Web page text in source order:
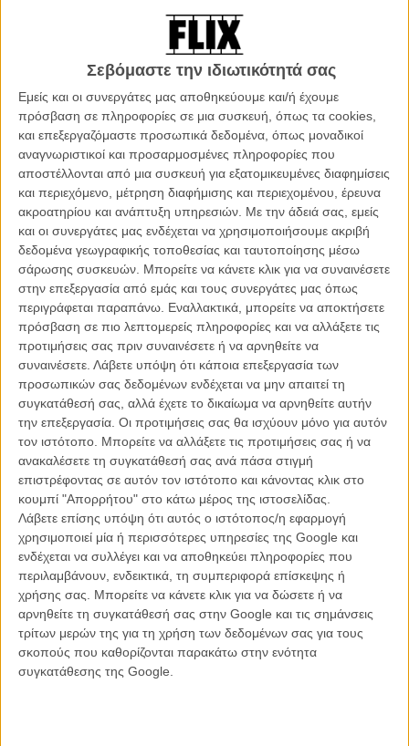
Σεβόμαστε την ιδιωτικότητά σας
Εμείς και οι συνεργάτες μας αποθηκεύουμε και/ή έχουμε
πρόσβαση σε πληροφορίες σε μια συσκευή, όπως τα cookies,
και επεξεργαζόμαστε προσωπικά δεδομένα, όπως μοναδικοί
αναγνωριστικοί και προσαρμοσμένες πληροφορίες που
αποστέλλονται από μια συσκευή για εξατομικευμένες διαφημίσεις
και περιεχόμενο, μέτρηση διαφήμισης και περιεχομένου, έρευνα
ακροατηρίου και ανάπτυξη υπηρεσιών. Με την άδειά σας, εμείς
και οι συνεργάτες μας ενδέχεται να χρησιμοποιήσουμε ακριβή
δεδομένα γεωγραφικής τοποθεσίας και ταυτοποίησης μέσω
σάρωσης συσκευών. Μπορείτε να κάνετε κλικ για να συναινέσετε
στην επεξεργασία από εμάς και τους συνεργάτες μας όπως
περιγράφεται παραπάνω. Εναλλακτικά, μπορείτε να αποκτήσετε
πρόσβαση σε πιο λεπτομερείς πληροφορίες και να αλλάξετε τις
προτιμήσεις σας πριν συναινέσετε ή να αρνηθείτε να
συναινέσετε. Λάβετε υπόψη ότι κάποια επεξεργασία των
προσωπικών σας δεδομένων ενδέχεται να μην απαιτεί τη
συγκατάθεσή σας, αλλά έχετε το δικαίωμα να αρνηθείτε αυτήν
την επεξεργασία. Οι προτιμήσεις σας θα ισχύουν μόνο για αυτόν
τον ιστότοπο. Μπορείτε να αλλάξετε τις προτιμήσεις σας ή να
ανακαλέσετε τη συγκατάθεσή σας ανά πάσα στιγμή
επιστρέφοντας σε αυτόν τον ιστότοπο και κάνοντας κλικ στο
κουμπί "Απορρήτου" στο κάτω μέρος της ιστοσελίδας.
Λάβετε επίσης υπόψη ότι αυτός ο ιστότοπος/η εφαρμογή
χρησιμοποιεί μία ή περισσότερες υπηρεσίες της Google και
ενδέχεται να συλλέγει και να αποθηκεύει πληροφορίες που
περιλαμβάνουν, ενδεικτικά, τη συμπεριφορά επίσκεψης ή
χρήσης σας. Μπορείτε να κάνετε κλικ για να δώσετε ή να
αρνηθείτε τη συγκατάθεσή σας στην Google και τις σημάνσεις
τρίτων μερών της για τη χρήση των δεδομένων σας για τους
σκοπούς που καθορίζονται παρακάτω στην ενότητα
συγκατάθεσης της Google.
Flix Top Ten - 2017: Το νούμερο 1
Τις δέκα τελευταίες μέρες του χρόνου, το Flix ψηφίζει τη δεκάδα με τις καλύτερες
ταινίες του 2017. Στο Νο 1, μια ήδη κλασική ρομαντική ιστορία πασπαλισμένη
όχι με χρυσόσκονη αλλά με αυθεντική απόγνωση και δίψα για συναίσθημα.
Θανάσης Πατσαβός
ΑΠΟΨΗ
Flix Top Ten - 2017: Το νούμερο 2
Τις δέκα τελευταίες μέρες του χρόνου, το Flix ψηφίζει τη δεκάδα με τις καλύτερες
ταινίες του 2017. Στο Νο 2, ένα φιλμ που κατορθώνει να κάνει την ιστορία ενός
άντρα με τον οποίο μπορεί να μην μοιράζεσαι τίποτα κοινό, απόλυτα δική σου.
Γιώργος Κρασσακόπουλος